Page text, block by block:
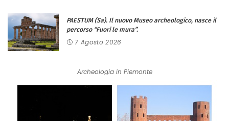
PAESTUM (Sa). Il nuovo Museo archeologico, nasce il
percorso “Fuori le mura”.
7 Agosto 2026
Archeologia in Piemonte